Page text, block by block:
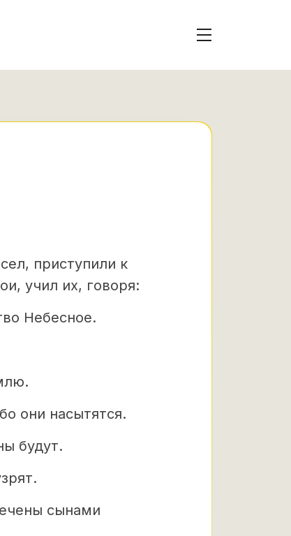
приступили к
учил их, говоря:
Небесное.
они насытятся.
будут.
сынами